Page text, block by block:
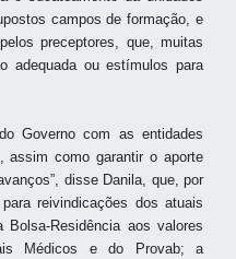
campos de formação, e
preceptores, que, muitas
adequada ou estímulos para
Governo com as entidades
assim como garantir o aporte
disse Danila, que, por
reivindicações dos atuais
Bolsa-Residência aos valores
Médicos e do Provab; a